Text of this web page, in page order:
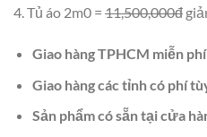
4. Tủ áo 2m0 = 11,500,000đ
Giao hàng TPHCM miễn phí
Giao hàng các tỉnh có phí
Sản phẩm có sẵn tại cửa